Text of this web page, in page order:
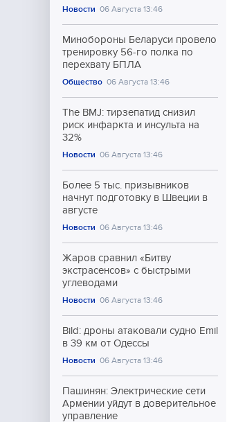
Новости 06 Августа 13:46
Минобороны Беларуси провело
тренировку 56-го полка по
перехвату БПЛА
Общество 06 Августа 13:46
The BMJ: тирзепатид снизил
риск инфаркта и инсульта на
32%
Новости 06 Августа 13:46
Более 5 тыс. призывников
начнут подготовку в Швеции в
августе
Новости 06 Августа 13:46
Жаров сравнил «Битву
экстрасенсов» с быстрыми
углеводами
Новости 06 Августа 13:46
Bild: дроны атаковали судно Emil
в 39 км от Одессы
Новости 06 Августа 13:46
Пашинян: Электрические сети
Армении уйдут в доверительное
управление